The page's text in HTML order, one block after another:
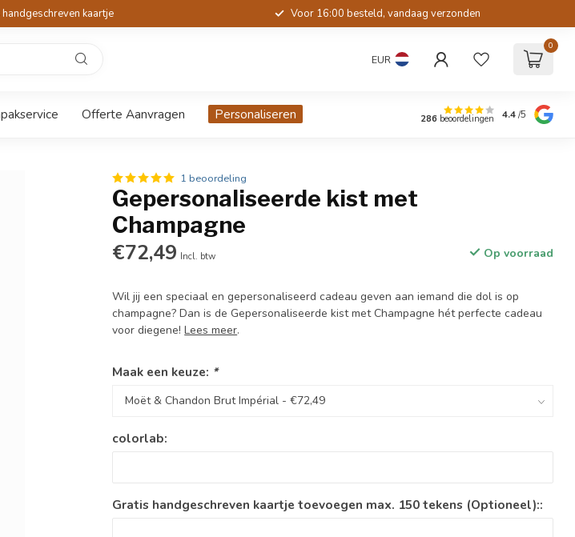
kaartje Voor 16:00 besteld, vandaag verzonden
EUR
0
Offerte Aanvragen Personaliseren 286 beoordelingen 4.4/5
1 beoordeling
Gepersonaliseerde kist met
Champagne
€72,49 Incl. btw Op voorraad
Wil jij een speciaal en gepersonaliseerd cadeau geven aan iemand die dol is op
champagne? Dan is de Gepersonaliseerde kist met Champagne hét perfecte cadeau
voor diegene!Lees meer.
Maak een keuze: *
colorlab:
Gratis handgeschreven kaartje toevoegen max. 150 tekens (Optioneel)::